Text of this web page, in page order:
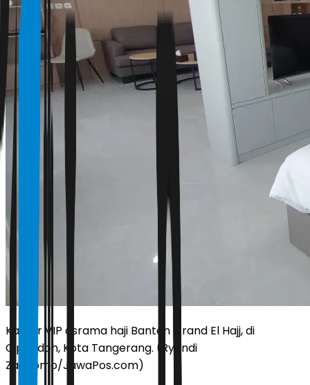
Kamar VIP asrama haji Banten Grand El Hajj, di
Cipondoh, Kota Tangerang. (Ryandi
Zahdomo/JawaPos.com)